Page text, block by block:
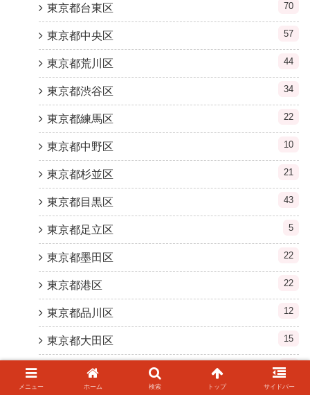
東京都台東区 70
東京都中央区 57
東京都荒川区 44
東京都渋谷区 34
東京都練馬区 22
東京都中野区 10
東京都杉並区 21
東京都目黒区 43
東京都足立区 5
東京都墨田区 22
東京都港区 22
東京都品川区 12
東京都大田区 15
東京都世田谷区 11
メニュー ホーム 検索 トップ サイドバー